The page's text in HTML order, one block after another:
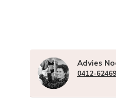
Advies
0412-